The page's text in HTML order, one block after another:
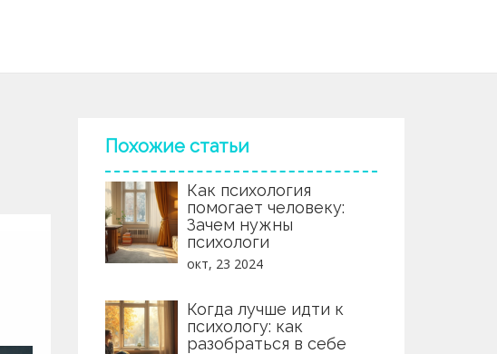
Похожие статьи
Как психология
помогает человеку:
Зачем нужны
психологи
окт, 23 2024
Когда лучше идти к
психологу: как
разобраться в себе